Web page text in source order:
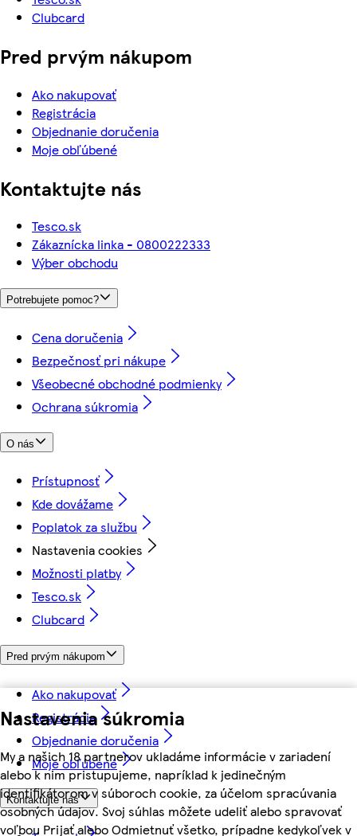
Nastavenia súkromia
My a našich 18 partnerov ukladáme informácie v zariadení
alebo k nim pristupujeme, napríklad k jedinečným
identifikátorom v súboroch cookie, za účelom spracúvania
osobných údajov. Svoj súhlas môžete udeliť alebo spravovať
voľbou Prijať alebo Odmietnuť všetko, prípadne kedykoľvek v
Clubcard
Pred prvým nákupom
Ako nakupovať
Registrácia
Objednanie doručenia
Moje obľúbené
Kontaktujte nás
Tesco.sk
Zákaznícka linka - 0800222333
Výber obchodu
Potrebujete pomoc?
Cena doručenia
Bezpečnosť pri nákupe
Všeobecné obchodné podmienky
Ochrana súkromia
O nás
Prístupnosť
Kde dovážame
Poplatok za službu
Nastavenia cookies
Možnosti platby
Tesco.sk
Clubcard
Pred prvým nákupom
Ako nakupovať
Registrácia
Objednanie doručenia
Moje obľúbené
Kontaktujte nás